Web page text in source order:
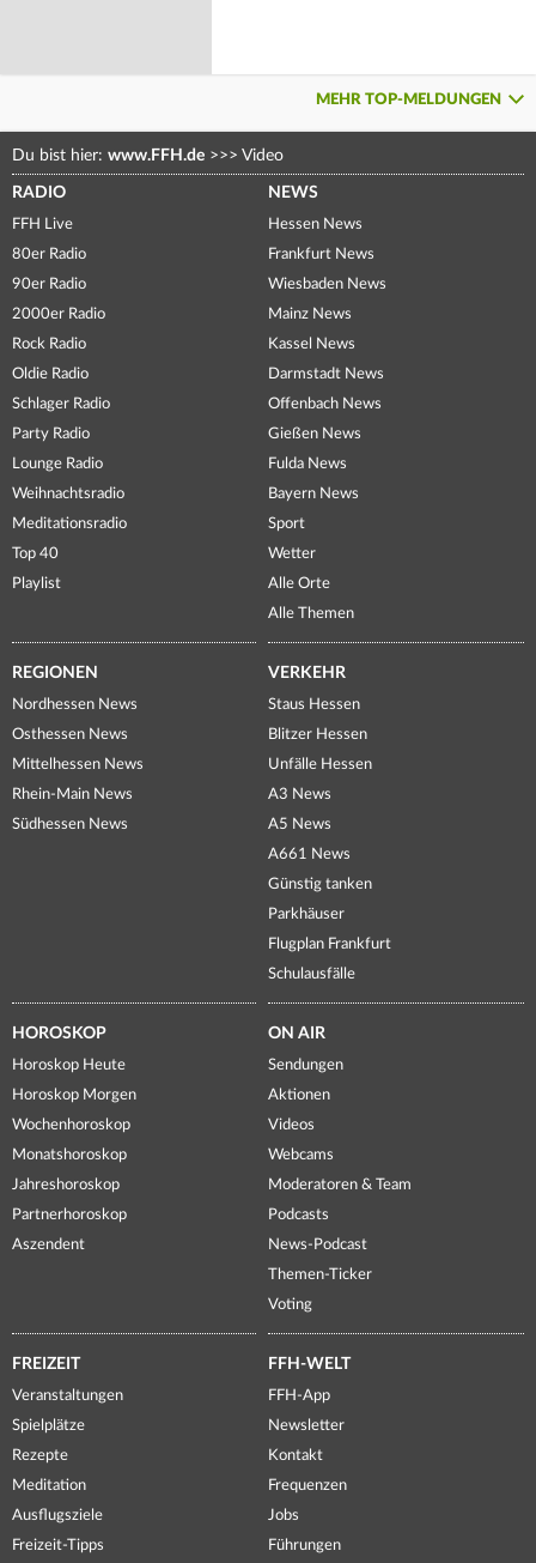
MEHR TOP-MELDUNGEN
Du bist hier: www.FFH.de >>> Video
RADIO
FFH Live
80er Radio
90er Radio
2000er Radio
Rock Radio
Oldie Radio
Schlager Radio
Party Radio
Lounge Radio
Weihnachtsradio
Meditationsradio
Top 40
Playlist
NEWS
Hessen News
Frankfurt News
Wiesbaden News
Mainz News
Kassel News
Darmstadt News
Offenbach News
Gießen News
Fulda News
Bayern News
Sport
Wetter
Alle Orte
Alle Themen
REGIONEN
Nordhessen News
Osthessen News
Mittelhessen News
Rhein-Main News
Südhessen News
VERKEHR
Staus Hessen
Blitzer Hessen
Unfälle Hessen
A3 News
A5 News
A661 News
Günstig tanken
Parkhäuser
Flugplan Frankfurt
Schulausfälle
HOROSKOP
Horoskop Heute
Horoskop Morgen
Wochenhoroskop
Monatshoroskop
Jahreshoroskop
Partnerhoroskop
Aszendent
ON AIR
Sendungen
Aktionen
Videos
Webcams
Moderatoren & Team
Podcasts
News-Podcast
Themen-Ticker
Voting
FREIZEIT
Veranstaltungen
Spielplätze
Rezepte
Meditation
Ausflugsziele
Freizeit-Tipps
FFH-WELT
FFH-App
Newsletter
Kontakt
Frequenzen
Jobs
Führungen